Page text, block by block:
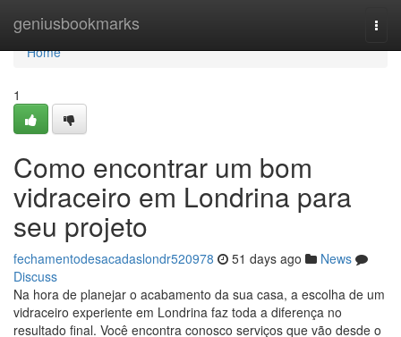
geniusbookmarks
Home
Home
1
Como encontrar um bom
vidraceiro em Londrina para
seu projeto
fechamentodesacadaslondr520978 51 days ago
News
Discuss
Na hora de planejar o acabamento da sua casa, a escolha de um
vidraceiro experiente em Londrina faz toda a diferença no
resultado final. Você encontra conosco serviços que vão desde o